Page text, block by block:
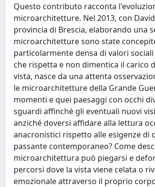
Questo contributo racconta
microarchitetture. Nel 2013, con
provincia di Brescia, elaborando una
microarchitetture sono state
particolarmente densa di valori sociali
che rispetta e non dimentica il
vista, nasce da una attenta
le microarchitetture della Grande
momenti e quei paesaggi con occhi
sguardi affinché gli eventuali nuovi
anziché doversi affidare alla lettura
anacronistici rispetto alle esigenze
passante contemporaneo? Come
microarchitettura può piegarsi e
percorsi dove la vista viene celata o
emozionale attraverso il proprio